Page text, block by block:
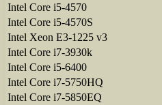
Intel Core i5-4570
Intel Core i5-4570S
Intel Xeon E3-1225 v3
Intel Core i7-3930k
Intel Core i5-6400
Intel Core i7-5750HQ
Intel Core i7-5850EQ